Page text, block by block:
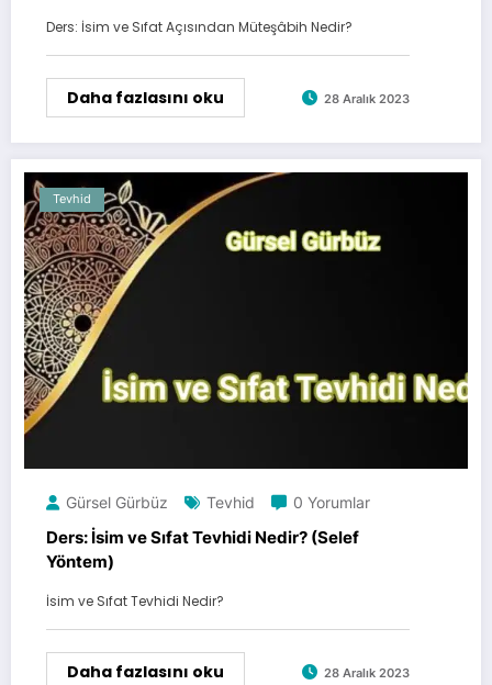
Ders: İsim ve Sıfat Açısından Müteşâbih Nedir?
Daha fazlasını oku 28 Aralık 2023
Tevhid
Gürsel Gürbüz Tevhid 0 Yorumlar
Ders: İsim ve Sıfat Tevhidi Nedir? (Selef
Yöntem)
İsim ve Sıfat Tevhidi Nedir?
Daha fazlasını oku 28 Aralık 2023